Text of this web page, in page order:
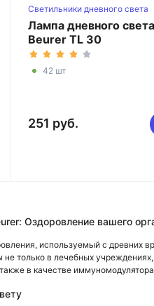
Светильники дневного света
Лампа дневного света
Beurer TL 30
42 шт
251 руб.
Оздоровление вашего
используемый с древних
не только в лечебных
в качестве